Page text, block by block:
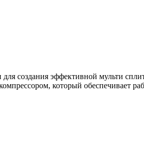
для создания эффективной мульти
который обеспечивает